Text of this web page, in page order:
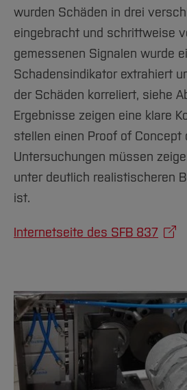
wurden Schäden in drei
eingebracht und schrittweise
gemessenen Signalen wurde
Schadensindikator extrahiert
der Schäden korreliert, siehe
Ergebnisse zeigen eine klare
stellen einen Proof of Concept
Untersuchungen müssen
unter deutlich realistischeren
ist.
Internetseite des SFB 837